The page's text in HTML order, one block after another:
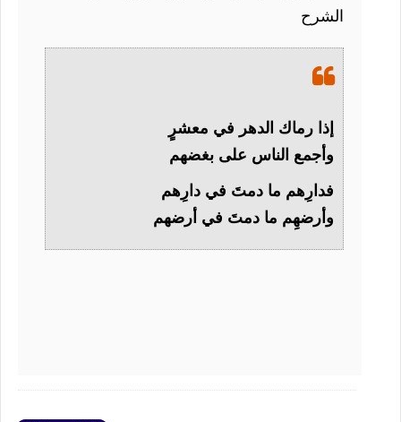
الشرح
إذا رماك الدهر في معشرٍ
وأجمع الناس على بغضهم
فدارِهم ما دمتَ في دارِهم
وأرضهِم ما دمتَ في أرضهم